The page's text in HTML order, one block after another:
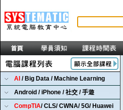
AI / Big Data / Machine Learning
Android / iPhone / 社交 / 手遊
CompTIA/ CLS/ CWNA/ 5G/ Huawei